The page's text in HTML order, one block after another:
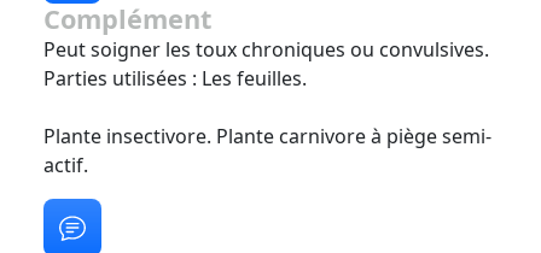
Complément
Peut soigner les toux chroniques ou convulsives.
Parties utilisées : Les feuilles.
Plante insectivore. Plante carnivore à piège semi-
actif.